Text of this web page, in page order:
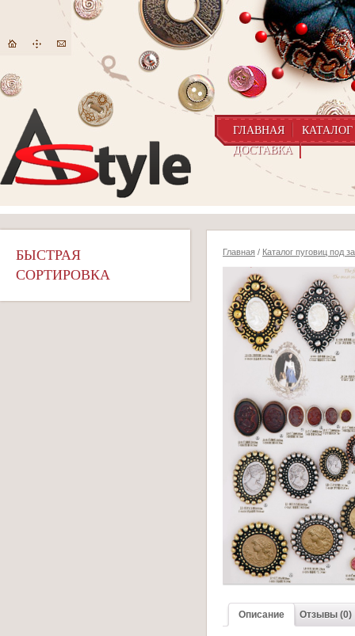
ГЛАВНАЯ
КАТАЛОГ
ДОСТАВКА
БЫСТРАЯ
СОРТИРОВКА
Главная / Каталог пуговиц под
Описание Отзывы (0)